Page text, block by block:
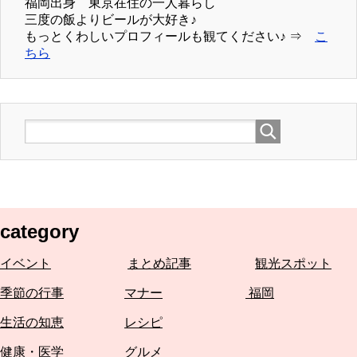
福岡出身 東京在住の一人暮らし
三度の飯よりビールが大好き♪
もっとくわしいプロフィールも観てください♪ ⇒
こ
ちら
category
イベント まとめ記事 観光スポット
季節の行事 マナー 福岡
生活の知恵 レシピ
健康・医学 グルメ